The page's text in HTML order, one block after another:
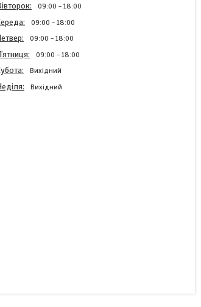
09:00 18:00
09:00 18:00
09:00 18:00
09:00 18:00
Вихідний
Вихідний